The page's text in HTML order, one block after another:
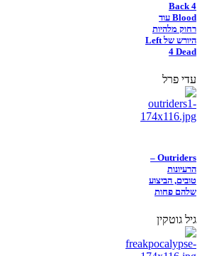
Back 4
Blood עוד
רחוק מלהיות
היורש של Left
4 Dead
עדי פרל
Outriders –
הרעיונות
טובים, הביצוע
שלהם פחות
גיל גוטקין